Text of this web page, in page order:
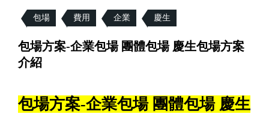
包場 費用 企業 慶生
包場方案-企業包場 團體包場 慶生包場方案
介紹
包場方案-企業包場 團體包場 慶生